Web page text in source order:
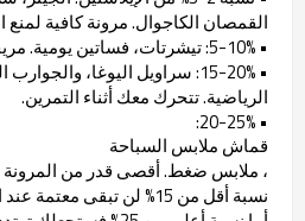
القمصان الكاجوال. مرونة كافية لمنع
• 5-10%: تيشرتات، فساتين يومية. مريحة دون أن تكون ضيقة.
• 15-20%: سراويل اليوغا،
الرياضية. تتحرك معك أثناء التمرين.
• 20-25%:
قماش ملابس السباحة
، ملابس ضغط. أقصى قدر من المرونة
نسبة أقل من 15% لن تبقى